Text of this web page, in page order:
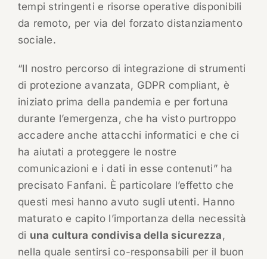
tempi stringenti e risorse operative disponibili
da remoto, per via del forzato distanziamento
sociale.
“Il nostro percorso di integrazione di strumenti
di protezione avanzata, GDPR compliant, è
iniziato prima della pandemia e per fortuna
durante l’emergenza, che ha visto purtroppo
accadere anche attacchi informatici e che ci
ha aiutati a proteggere le nostre
comunicazioni e i dati in esse contenuti” ha
precisato Fanfani. È particolare l’effetto che
questi mesi hanno avuto sugli utenti. Hanno
maturato e capito l’importanza della necessità
di una cultura condivisa della sicurezza,
nella quale sentirsi co-responsabili per il buon